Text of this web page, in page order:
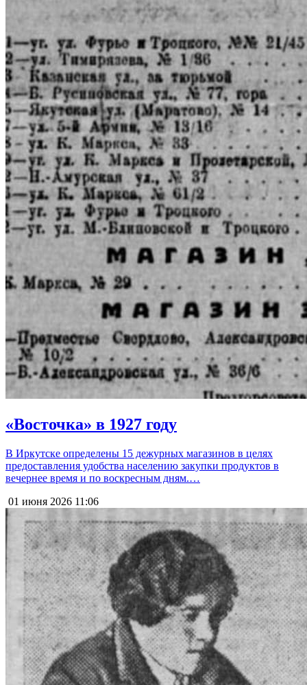
«Восточка» в 1927 году
В Иркутске определены 15 дежурных магазинов в целях
предоставления удобства населению закупки продуктов в
вечернее время и по воскресным дням.…
01 июня 2026 11:06